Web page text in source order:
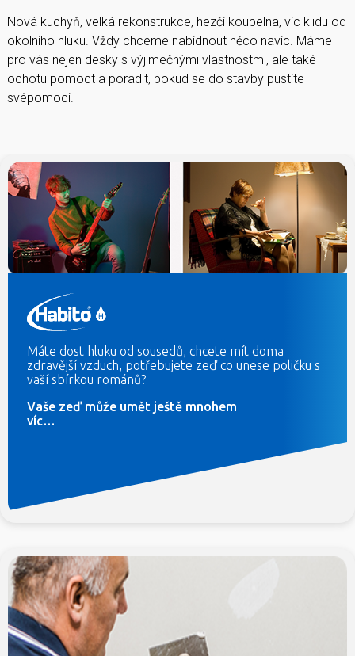
Nová kuchyň, velká rekonstrukce, hezčí koupelna, víc klidu od
okolního hluku. Vždy chceme nabídnout něco navíc. Máme
pro vás nejen desky s výjimečnými vlastnostmi, ale také
ochotu pomoct a poradit, pokud se do stavby pustíte
svépomocí.
Máte dost hluku od sousedů, chcete mít doma
zdravější vzduch, potřebujete zeď co unese poličku s
vaší sbírkou románů?
Vaše zeď může umět ještě mnohem
víc…